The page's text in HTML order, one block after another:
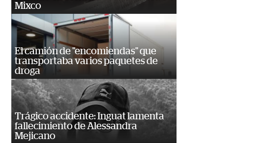
Mixco
El camión de "encomiendas" que
transportaba varios paquetes de
droga
Trágico accidente: Inguat lamenta
fallecimiento de Alessandra
Mejicano